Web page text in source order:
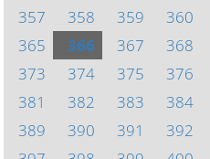
357
358 359 360
365
366 367 368
373
374 375 376
381
382 383 384
389
390 391 392